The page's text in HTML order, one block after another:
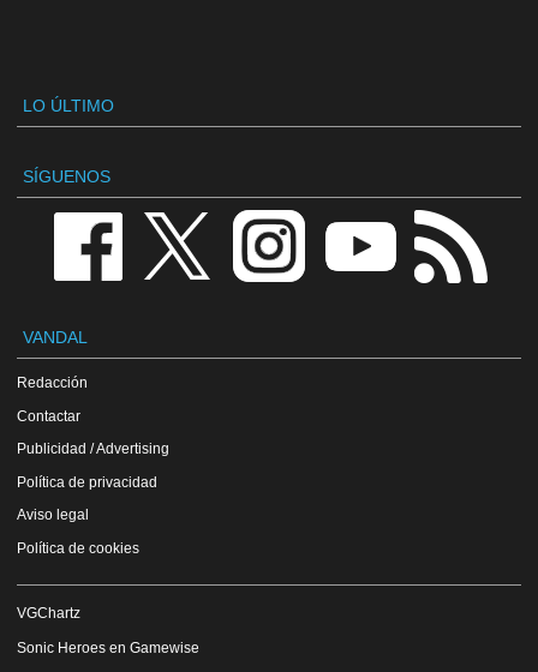
LO ÚLTIMO
SÍGUENOS
VANDAL
Redacción
Contactar
Publicidad / Advertising
Política de privacidad
Aviso legal
Política de cookies
VGChartz
Sonic Heroes en Gamewise